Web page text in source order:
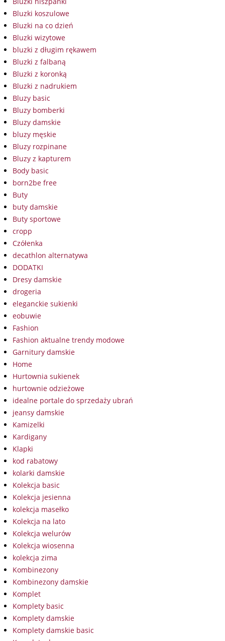
Bluzki koszulowe
Bluzki na co dzień
Bluzki wizytowe
bluzki z długim rękawem
Bluzki z falbaną
Bluzki z koronką
Bluzki z nadrukiem
Bluzy basic
Bluzy bomberki
Bluzy damskie
bluzy męskie
Bluzy rozpinane
Bluzy z kapturem
Body basic
born2be free
Buty
buty damskie
Buty sportowe
cropp
Czółenka
decathlon alternatywa
DODATKI
Dresy damskie
drogeria
eleganckie sukienki
eobuwie
Fashion
Fashion aktualne trendy modowe
Garnitury damskie
Home
Hurtownia sukienek
hurtownie odzieżowe
idealne portale do sprzedaży ubrań
jeansy damskie
Kamizelki
Kardigany
Klapki
kod rabatowy
kolarki damskie
Kolekcja basic
Kolekcja jesienna
kolekcja masełko
Kolekcja na lato
Kolekcja welurów
Kolekcja wiosenna
kolekcja zima
Kombinezony
Kombinezony damskie
Komplet
Komplety basic
Komplety damskie
Komplety damskie basic